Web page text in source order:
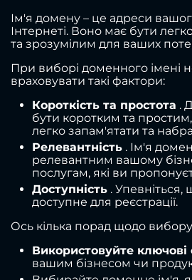
Ім'я домену – це адреси
Інтернеті. Воно має бути
та зрозумілим для ваших
При виборі доменного імені
враховувати такі фактори:
Короткість та простота .
бути коротким та
легко запам'ятати та
Релевантність . Ім'я
релевантним вашому
послугам, які ви
Доступність .
доступне для реєстрації.
Ось кілька порад щодо
Використовуйте ключові
вашим бізнесом чи